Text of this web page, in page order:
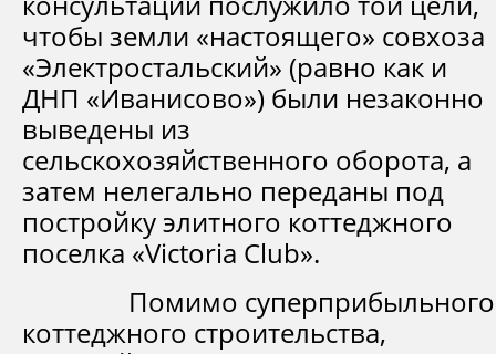
чтобы земли «настоящего» совхоза
«Электростальский» (равно как и
ДНП «Иванисово») были незаконно
выведены из
сельскохозяйственного оборота, а
затем нелегально переданы под
постройку элитного коттеджного
поселка «Victoria Club».
Помимо суперприбыльного
коттеджного строительства,